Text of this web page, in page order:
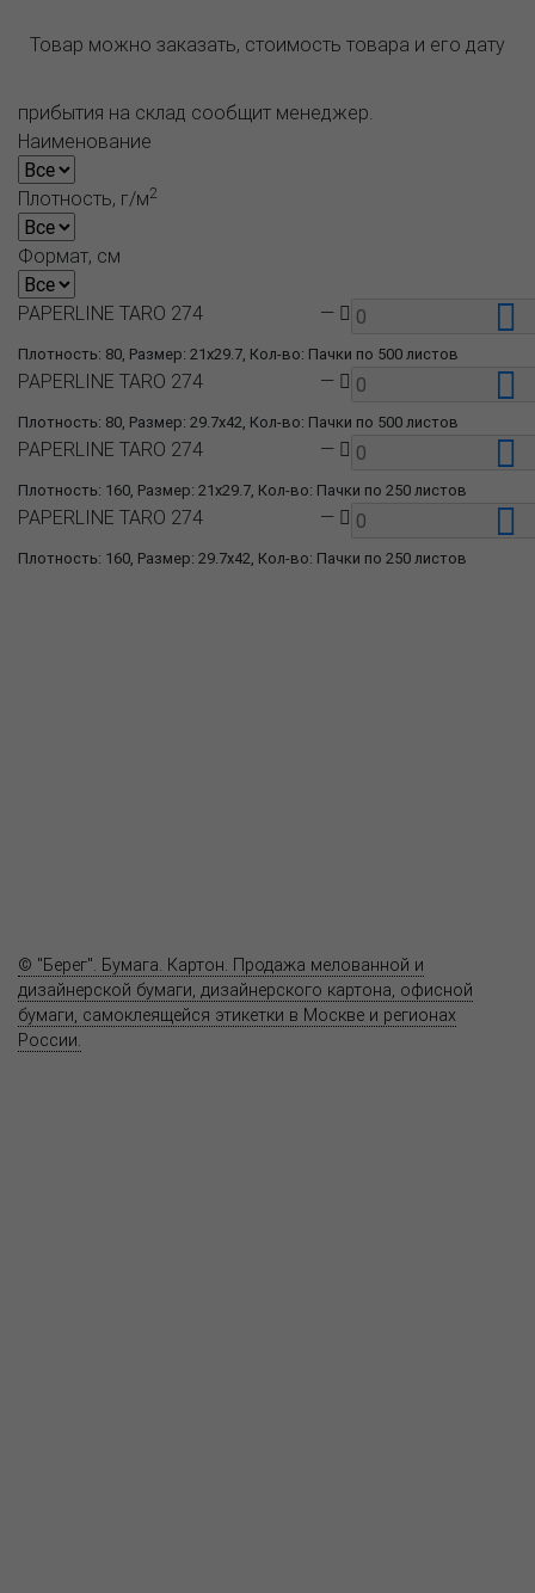
Товар можно заказать, стоимость товара и его дату
прибытия на склад сообщит менеджер.
Наименование
Плотность, г/м2
Формат, см
Плотность: 80, Размер: 21x29.7, Кол-во: Пачки по 500 листов
PAPERLINE TARO 274 —
Плотность: 80, Размер: 29.7x42, Кол-во: Пачки по 500 листов
PAPERLINE TARO 274 —
Плотность: 160, Размер: 21x29.7, Кол-во: Пачки по 250 листов
PAPERLINE TARO 274 —
Плотность: 160, Размер: 29.7x42, Кол-во: Пачки по 250 листов
PAPERLINE TARO 274 —
© "Берег". Бумага. Картон. Продажа мелованной и
дизайнерской бумаги, дизайнерского картона, офисной
бумаги, самоклеящейся этикетки в Москве и регионах
России.